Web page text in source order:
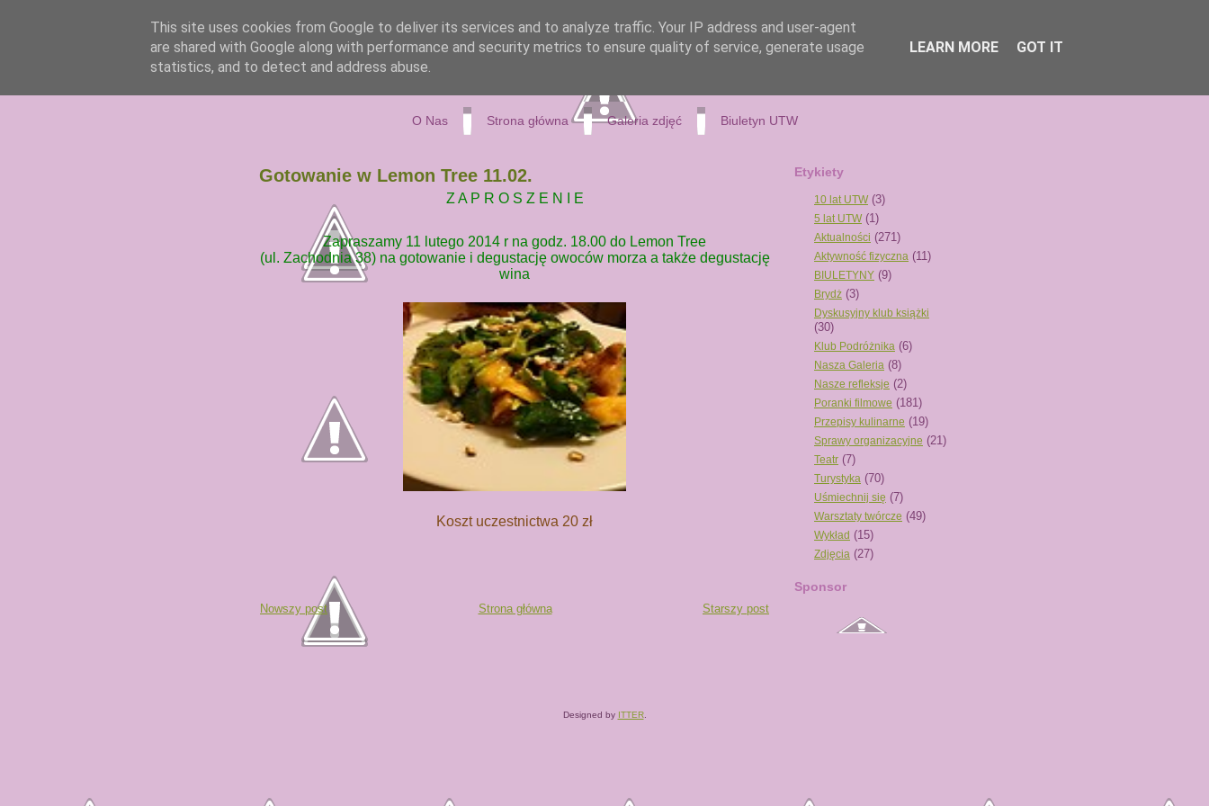
O Nas Strona główna Galeria zdjęć Biuletyn UTW
Gotowanie w Lemon Tree 11.02.
Z A P R O S Z E N I E
Zapraszamy 11 lutego 2014 r na godz. 18.00 do Lemon Tree
(ul. Zachodnia 38) na gotowanie i degustację owoców morza a także degustację
wina
Koszt uczestnictwa 20 zł
Nowszy post Starszy post
Strona główna
Etykiety
10 lat UTW (3)
5 lat UTW (1)
Aktualności (271)
Aktywność fizyczna (11)
BIULETYNY (9)
Brydż (3)
Dyskusyjny klub książki
(30)
Klub Podróżnika (6)
Nasza Galeria (8)
Nasze refleksje (2)
Poranki filmowe (181)
Przepisy kulinarne (19)
Sprawy organizacyjne (21)
Teatr (7)
Turystyka (70)
Uśmiechnij się (7)
Warsztaty twórcze (49)
Wykład (15)
Zdjęcia (27)
Sponsor
Designed by ITTER.
This site uses cookies from Google to deliver its services and to analyze traffic. Your IP address and user-agent
are shared with Google along with performance and security metrics to ensure quality of service, generate usage
statistics, and to detect and address abuse.
LEARN MORE GOT IT